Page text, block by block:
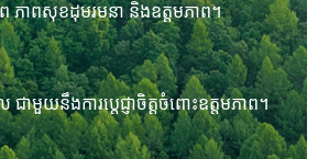
ព ភាពសុខដុមរមនា និងឧត្តមភាព។
ជាមួយនឹងការប្តេជ្ញាចិត្តចំពោះឧត្តមភាព។